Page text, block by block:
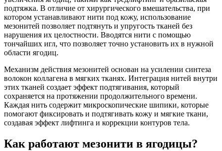
подтяжка. В отличие от хирургического вмешательства, при
котором устанавливают нити под кожу, использование
мезонитей позволяет подтянуть и упругость тканей без
нарушения их целостности. Вводятся нити с помощью
тончайших игл, что позволяет точно установить их в нужной
области ягодиц.
Механизм действия мезонитей основан на усилении синтеза
волокон коллагена в мягких тканях. Интеграция нитей внутри
этих тканей создает эффект подтягивания, который
сохраняется на протяжении продолжительного времени.
Каждая нить содержит микроскопические шипики, которые
помогают фиксировать и подтягивать кожу и мягкие ткани,
создавая эффект лифтинга и коррекции контуров тела.
Как работают мезонити в ягодицы?